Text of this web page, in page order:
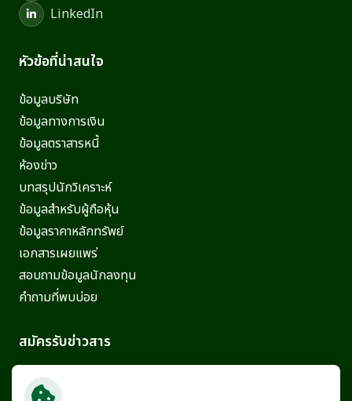
LinkedIn
หัวข้อที่น่าสนใจ
ข้อมูลบริษัท
ข้อมูลทางการเงิน
ข้อมูลตราสารหนี้
ห้องข่าว
บทสรุปนักวิเคราะห์
ข้อมูลสำหรับผู้ถือหุ้น
ข้อมูลราคาหลักทรัพย์
เอกสารเผยแพร่
สอบถามข้อมูลนักลงทุน
คำถามที่พบบ่อย
สมัครรับข่าวสาร
ติดตามข่าวสารความเคลื่อนไหวล่าสุดจากทาง